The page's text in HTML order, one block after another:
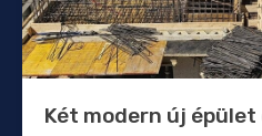
Két modern új